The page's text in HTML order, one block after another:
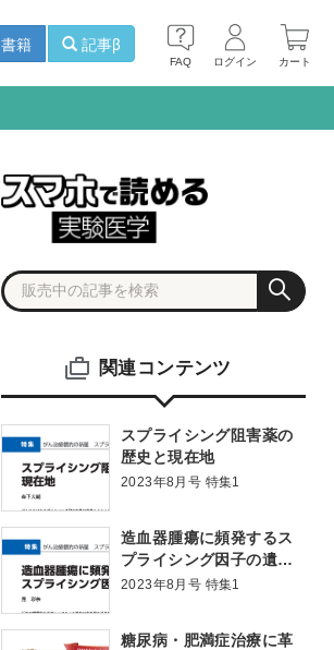
FAQ ログイン カート
書籍 記事β
関連コンテンツ
スプライシング阻害薬の
歴史と現在地
2023年8月号 特集1
造血器腫瘍に頻発するス
プライシング因子の遺伝
子変異
2023年8月号 特集1
糖尿病・肥満症治療に革